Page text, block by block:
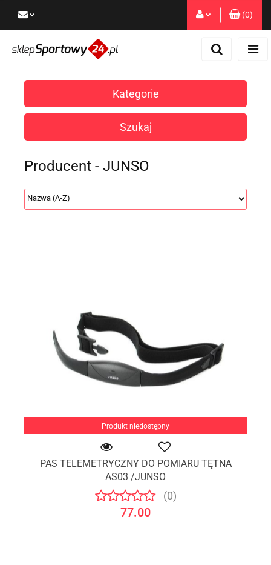
Dodaj zgłoszenie
Zgody cookies
(0)
Kategorie
Szukaj
Producent - JUNSO
Produkt niedostępny
PAS TELEMETRYCZNY DO POMIARU TĘTNA
AS03 /JUNSO
(0)
77.00